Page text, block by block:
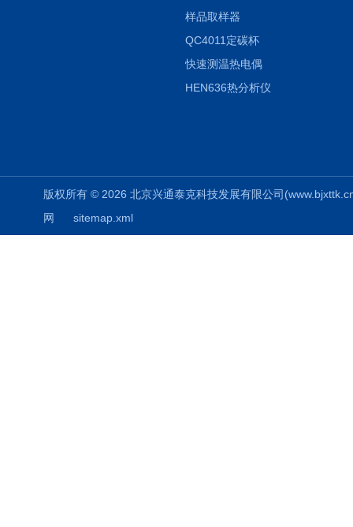
样品取样器
QC4011定碳杯
快速测温热电偶
HEN636热分析仪
版权所有 © 2026 北京兴通泰克科技发展有限公司
网
sitemap.xml